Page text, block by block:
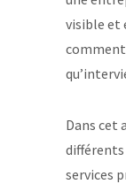
visible et
comment
Dans cet
services